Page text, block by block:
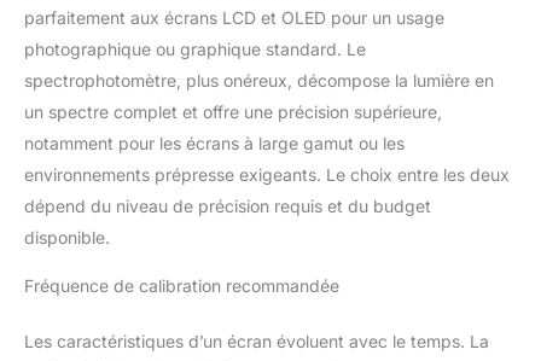
adaptateur USB-A, ainsi qu'une pochette de transport et de
rangement très pratique
parfaitement aux écrans LCD et OLED pour un usage
photographique ou graphique standard. Le
spectrophotomètre, plus onéreux, décompose la lumière en
un spectre complet et offre une précision supérieure,
notamment pour les écrans à large gamut ou les
environnements prépresse exigeants. Le choix entre les deux
dépend du niveau de précision requis et du budget
disponible.
Fréquence de calibration recommandée
Les caractéristiques d’un écran évoluent avec le temps. La